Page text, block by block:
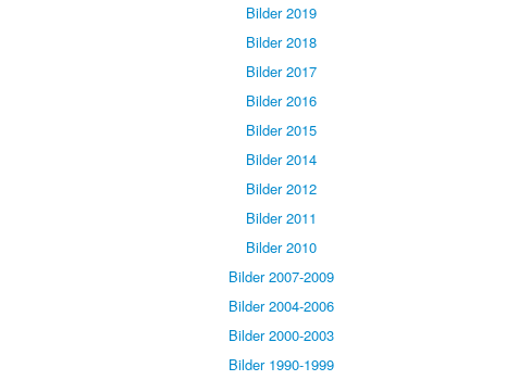
Bilder 2019
Bilder 2018
Bilder 2017
Bilder 2016
Bilder 2015
Bilder 2014
Bilder 2012
Bilder 2011
Bilder 2010
Bilder 2007-2009
Bilder 2004-2006
Bilder 2000-2003
Bilder 1990-1999